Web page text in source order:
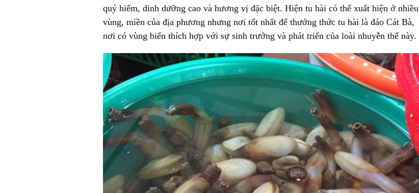
quý hiếm, dinh dưỡng cao và hương vị đặc biệt. Hiện tu hài có thể xuất hiện ở nhiều
vùng, miền của địa phương nhưng nơi tốt nhất để thưởng thức tu hài là đảo Cát Bà,
nơi có vùng biển thích hợp với sự sinh trưởng và phát triển của loài nhuyễn thể này.